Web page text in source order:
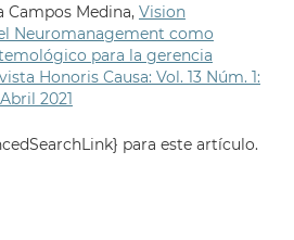
Campos Medina, Vision
Neuromanagement como
para la gerencia
Honoris Causa: Vol. 13 Núm. 1:
2021
para este artículo.